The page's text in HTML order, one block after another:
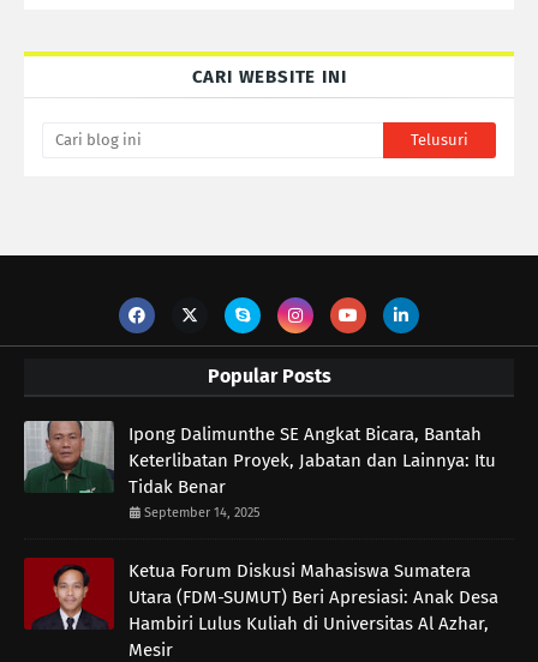
CARI WEBSITE INI
Popular Posts
Ipong Dalimunthe SE Angkat Bicara, Bantah
Keterlibatan Proyek, Jabatan dan Lainnya: Itu
Tidak Benar
September 14, 2025
Ketua Forum Diskusi Mahasiswa Sumatera
Utara (FDM-SUMUT) Beri Apresiasi: Anak Desa
Hambiri Lulus Kuliah di Universitas Al Azhar,
Mesir